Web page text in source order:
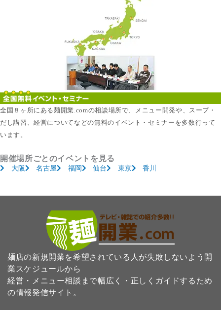
全国８ヶ所にある麺開業.comの相談場所で、メニュー開発や、スープ・
だし講習、経営についてなどの無料のイベント・セミナーを多数行って
います。
開催場所ごとのイベントを見る
大阪 名古屋 福岡 仙台 東京 香川
麺店の新規開業を希望されている人が失敗しないよう開
業スケジュールから
経営・メニュー相談まで幅広く・正しくガイドするため
の情報発信サイト。